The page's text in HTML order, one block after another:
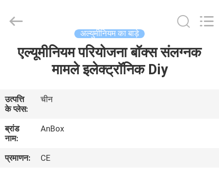
हमारे
बारे
अल्युमीनियम का बाड़े
एल्यूमीनियम परियोजना बॉक्स संलग्नक
मामले इलेक्ट्रॉनिक Diy
उत्पत्ति
के प्लेस:
चीन
ब्रांड
नाम:
AnBox
प्रमाणन:
CE